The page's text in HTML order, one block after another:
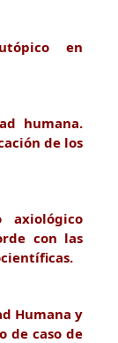
en
humana.
de los
axiológico
con las
Humana y
de caso de